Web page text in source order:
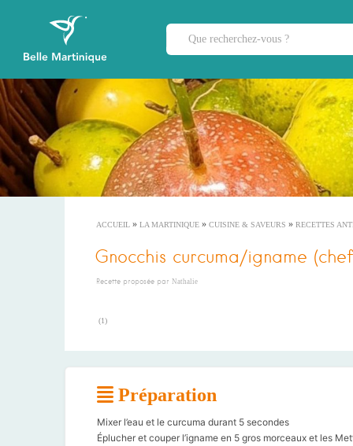
ACCUEIL » LA MARTINIQUE » CUISINE & SAVEURS » RECETTES
Gnocchis curcuma/igname
Recette proposée par Nathalie
(1)
Préparation
Mixer l’eau et le curcuma durant 5 secondes
Éplucher et couper l’igname en 5 gros morceaux et les